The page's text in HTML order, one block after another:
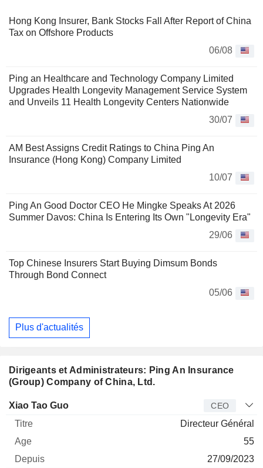
Hong Kong Insurer, Bank Stocks Fall After Report of China
Tax on Offshore Products
06/08
Ping an Healthcare and Technology Company Limited
Upgrades Health Longevity Management Service System
and Unveils 11 Health Longevity Centers Nationwide
30/07
AM Best Assigns Credit Ratings to China Ping An
Insurance (Hong Kong) Company Limited
10/07
Ping An Good Doctor CEO He Mingke Speaks At 2026
Summer Davos: China Is Entering Its Own "Longevity Era"
29/06
Top Chinese Insurers Start Buying Dimsum Bonds
Through Bond Connect
05/06
Plus d'actualités
Dirigeants et Administrateurs: Ping An Insurance
(Group) Company of China, Ltd.
Dirigeant Titre
Xiao Tao Guo CEO
Directeur Général
55
27/09/2023